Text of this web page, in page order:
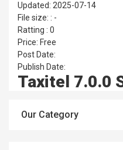
Updated: 2025-07-14
File size: : -
Ratting : 0
Price: Free
Post Date:
Publish Date:
Taxitel 7.0.0
Our Category